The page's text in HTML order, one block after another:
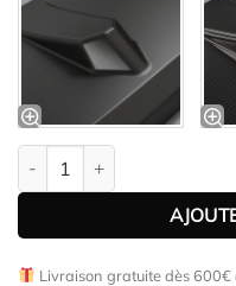
quantité de Lame de
Livraison gratuite dès 600€